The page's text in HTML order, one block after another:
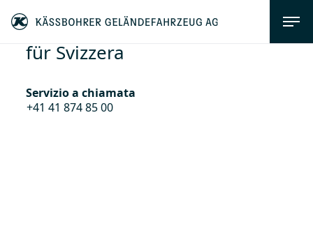
für Svizzera
Servizio a chiamata
+41 41 874 85 00